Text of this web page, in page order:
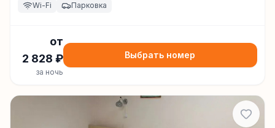
Wi-Fi Парковка
от
2 828 ₽
за ночь
Выбрать номер